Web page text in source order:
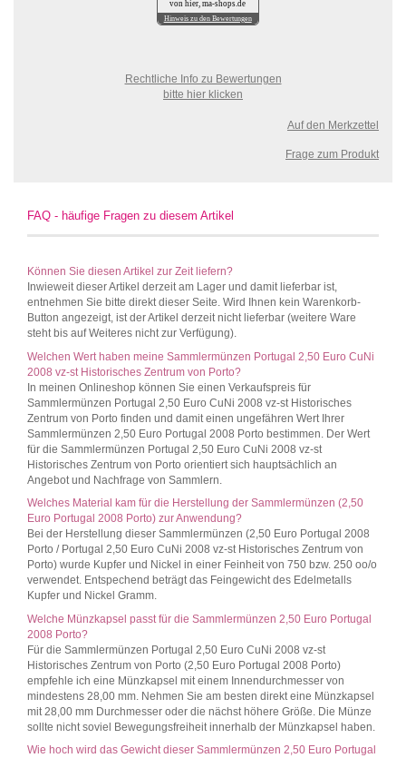
von hier, ma-shops.de
Hinweis zu den Bewertungen
Rechtliche Info zu Bewertungen
bitte hier klicken
Auf den Merkzettel
Frage zum Produkt
FAQ - häufige Fragen zu diesem Artikel
Können Sie diesen Artikel zur Zeit liefern?
Inwieweit dieser Artikel derzeit am Lager und damit lieferbar ist,
entnehmen Sie bitte direkt dieser Seite. Wird Ihnen kein Warenkorb-
Button angezeigt, ist der Artikel derzeit nicht lieferbar (weitere Ware
steht bis auf Weiteres nicht zur Verfügung).
Welchen Wert haben meine Sammlermünzen Portugal 2,50 Euro CuNi
2008 vz-st Historisches Zentrum von Porto?
In meinen Onlineshop können Sie einen Verkaufspreis für
Sammlermünzen Portugal 2,50 Euro CuNi 2008 vz-st Historisches
Zentrum von Porto finden und damit einen ungefähren Wert Ihrer
Sammlermünzen 2,50 Euro Portugal 2008 Porto bestimmen. Der Wert
für die Sammlermünzen Portugal 2,50 Euro CuNi 2008 vz-st
Historisches Zentrum von Porto orientiert sich hauptsächlich an
Angebot und Nachfrage von Sammlern.
Welches Material kam für die Herstellung der Sammlermünzen (2,50
Euro Portugal 2008 Porto) zur Anwendung?
Bei der Herstellung dieser Sammlermünzen (2,50 Euro Portugal 2008
Porto / Portugal 2,50 Euro CuNi 2008 vz-st Historisches Zentrum von
Porto) wurde Kupfer und Nickel in einer Feinheit von 750 bzw. 250 oo/o
verwendet. Entspechend beträgt das Feingewicht des Edelmetalls
Kupfer und Nickel Gramm.
Welche Münzkapsel passt für die Sammlermünzen 2,50 Euro Portugal
2008 Porto?
Für die Sammlermünzen Portugal 2,50 Euro CuNi 2008 vz-st
Historisches Zentrum von Porto (2,50 Euro Portugal 2008 Porto)
empfehle ich eine Münzkapsel mit einem Innendurchmesser von
mindestens 28,00 mm. Nehmen Sie am besten direkt eine Münzkapsel
mit 28,00 mm Durchmesser oder die nächst höhere Größe. Die Münze
sollte nicht soviel Bewegungsfreiheit innerhalb der Münzkapsel haben.
Wie hoch wird das Gewicht dieser Sammlermünzen 2,50 Euro Portugal